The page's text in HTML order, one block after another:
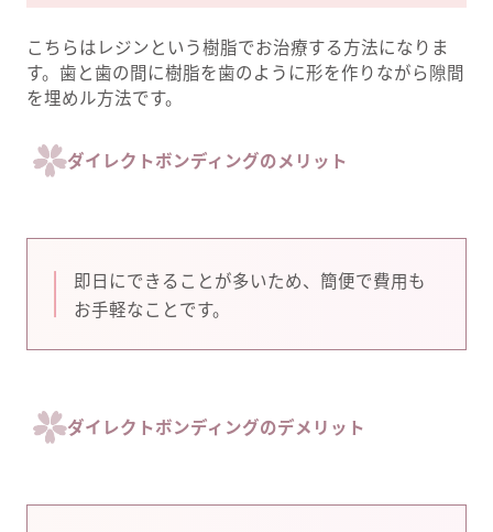
こちらはレジンという樹脂でお治療する方法になりま
す。歯と歯の間に樹脂を歯のように形を作りながら隙間
を埋めル方法です。
ダイレクトボンディングのメリット
即日にできることが多いため、簡便で費用も
お手軽なことです。
ダイレクトボンディングのデメリット